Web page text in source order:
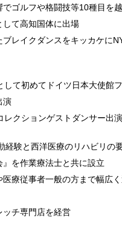
ゴルフや格闘技等10種目を
して高知国体に出場
レイクダンスをキッカケに
して初めてドイツ日本大使館
演
レクションゲストダンサー出演
験と西洋医療のリハビリの
を作業療法士と共に設立
療従事者一般の方まで幅広
ッチ専門店を経営